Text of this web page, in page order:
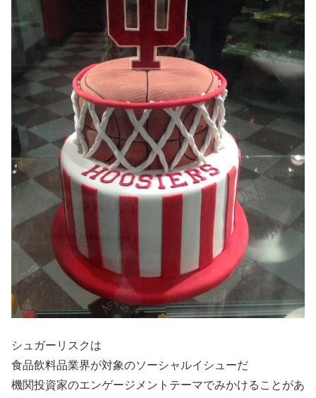
シュガーリスクは
食品飲料品業界が対象のソーシャルイシューだ
機関投資家のエンゲージメントテーマでみかけることがあ